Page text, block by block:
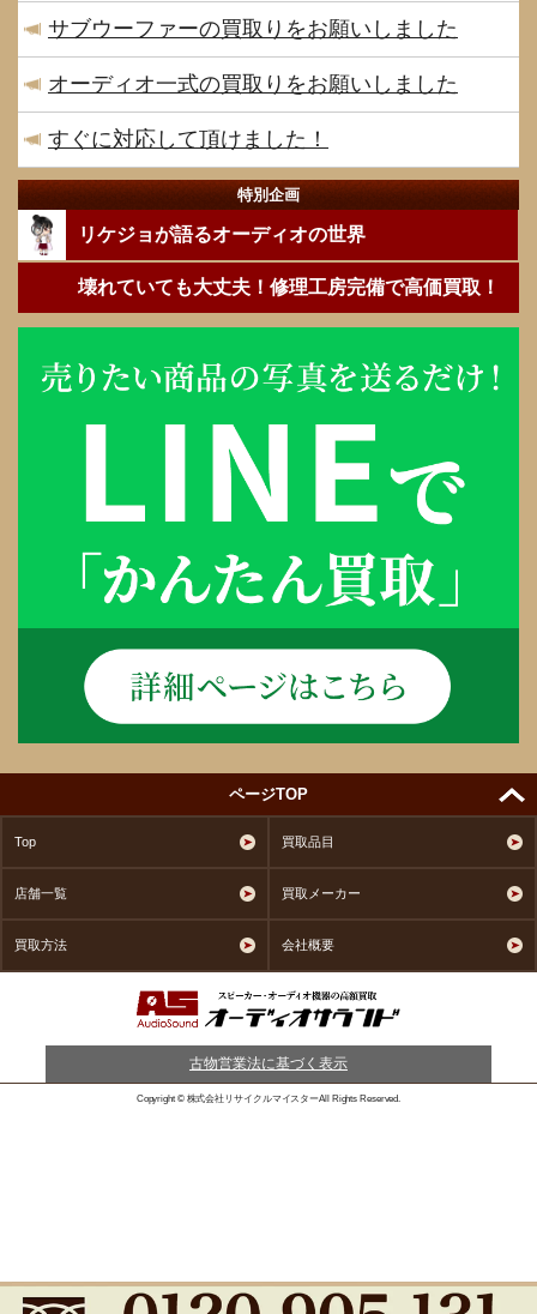
サブウーファーの買取りをお願いしました
オーディオ一式の買取りをお願いしました
すぐに対応して頂けました！
特別企画
リケジョが語るオーディオの世界
壊れていても大丈夫！修理工房完備で高価買取！
ページTOP
Top 買取品目
店舗一覧 買取メーカー
買取方法 会社概要
古物営業法に基づく表示
Copyright © 株式会社リサイクルマイスターAll Rights Reserved.